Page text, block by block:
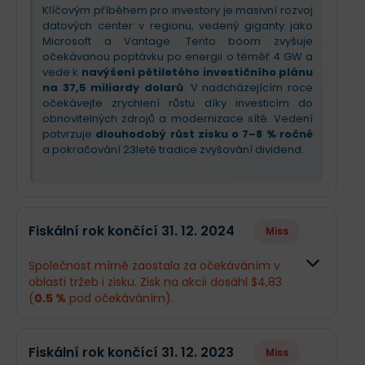
Klíčovým příběhem pro investory je masivní rozvoj
datových center v regionu, vedený giganty jako
Microsoft a Vantage. Tento boom zvyšuje
očekávanou poptávku po energii o téměř 4 GW a
vede k navýšení pětiletého investičního plánu
na 37,5 miliardy dolarů. V nadcházejícím roce
očekávejte zrychlení růstu díky investicím do
obnovitelných zdrojů a modernizace sítě. Vedení
potvrzuje dlouhodobý růst zisku o 7–8 % ročně
a pokračování 23leté tradice zvyšování dividend.
Fiskální rok končící 31. 12. 2024 Miss
Společnost mírně zaostala za očekáváním v
oblasti tržeb i zisku. Zisk na akcii dosáhl $4,83
(0.5 % pod očekáváním).
Fiskální rok končící 31. 12. 2023 Miss